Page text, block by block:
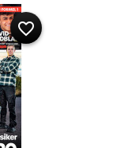
favorite_border